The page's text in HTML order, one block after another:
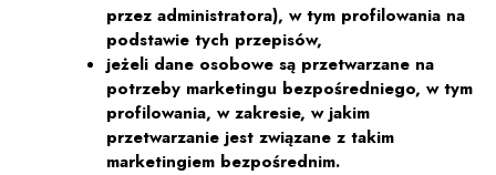
przez administratora), w tym profilowania na
podstawie tych przepisów,
jeżeli dane osobowe są przetwarzane na
potrzeby marketingu bezpośredniego, w tym
profilowania, w zakresie, w jakim
przetwarzanie jest związane z takim
marketingiem bezpośrednim.